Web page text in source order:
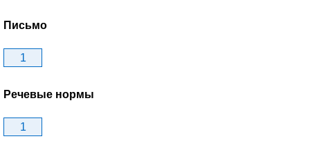
Письмо
1
Речевые нормы
1